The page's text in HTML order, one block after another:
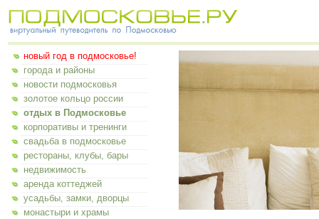
новый год в подмосковье!
города и районы
новости подмосковья
золотое кольцо россии
отдых в Подмосковье
корпоративы и тренинги
свадьба в подмосковье
рестораны, клубы, бары
недвижимость
аренда коттеджей
усадьбы, замки, дворцы
монастыри и храмы